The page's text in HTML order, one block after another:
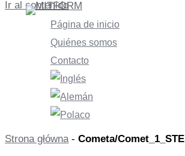
Ir al contenido
Página de inicio
Quiénes somos
Contacto
Strona główna- Cometa/Comet_1_STE